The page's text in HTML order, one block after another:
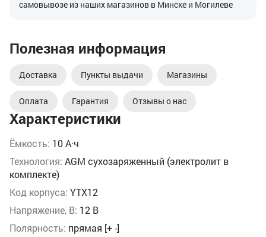
Характеристики
Ёмкость: 10 А·ч
Технология: AGM сухозаряженный (электролит в
комплекте)
Код корпуса: YTX12
Напряжение, В: 12 В
Полярность: прямая [+ -]
самовывозе из наших магазинов в Минске и Могилеве
Полезная информация
Доставка Пункты выдачи Магазины
Оплата Гарантия Отзывы о нас